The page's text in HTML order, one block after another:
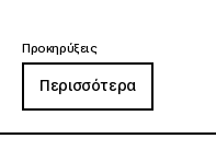
Προκηρύξεις
Περισσότερα